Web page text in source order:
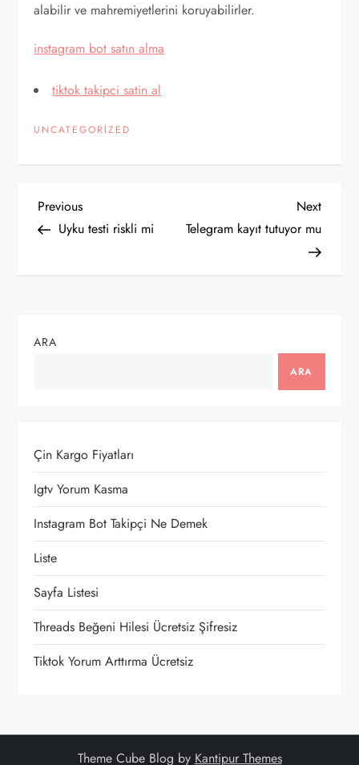
alabilir ve mahremiyetlerini koruyabilirler.
instagram bot satın alma
tiktok takipci satin al
UNCATEGORIZED
Y
z
i
n
m
e
s
i
Previous
Post
Previous
Uyku testi riskli mi
Next
Post
Next
Telegram kayıt tutuyor mu
ARA
ARA
Çin Kargo Fiyatları
Igtv Yorum Kasma
Instagram Bot Takipçi Ne Demek
Liste
Sayfa Listesi
Threads Beğeni Hilesi Ücretsiz Şifresiz
Tiktok Yorum Arttırma Ücretsiz
Theme Cube Blog by Kantipur Themes